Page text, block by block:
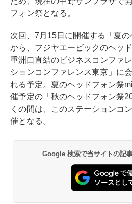
フォン祭となる。
次回、7月15日に開催する「夏の
から、フジヤエービックのヘッ
重洲口直結のビジネスコンファ
ションコンファレンス東京」に
れる予定。夏のヘッドフォン祭
催予定の「秋のヘッドフォン祭
くの間は、このステーションコ
催となる。
Google 検索で当サイトの記